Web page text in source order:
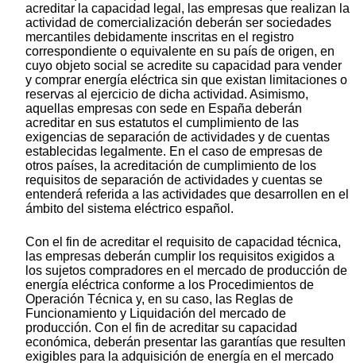
acreditar la capacidad legal, las empresas que realizan la
actividad de comercialización deberán ser sociedades
mercantiles debidamente inscritas en el registro
correspondiente o equivalente en su país de origen, en
cuyo objeto social se acredite su capacidad para vender
y comprar energía eléctrica sin que existan limitaciones o
reservas al ejercicio de dicha actividad. Asimismo,
aquellas empresas con sede en España deberán
acreditar en sus estatutos el cumplimiento de las
exigencias de separación de actividades y de cuentas
establecidas legalmente. En el caso de empresas de
otros países, la acreditación de cumplimiento de los
requisitos de separación de actividades y cuentas se
entenderá referida a las actividades que desarrollen en el
ámbito del sistema eléctrico español.
Con el fin de acreditar el requisito de capacidad técnica,
las empresas deberán cumplir los requisitos exigidos a
los sujetos compradores en el mercado de producción de
energía eléctrica conforme a los Procedimientos de
Operación Técnica y, en su caso, las Reglas de
Funcionamiento y Liquidación del mercado de
producción. Con el fin de acreditar su capacidad
económica, deberán presentar las garantías que resulten
exigibles para la adquisición de energía en el mercado